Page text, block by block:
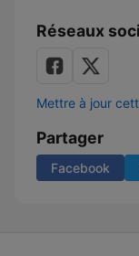
Réseaux
Mettre à jour
Partager
Facebook